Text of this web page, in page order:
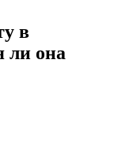
в
ли она